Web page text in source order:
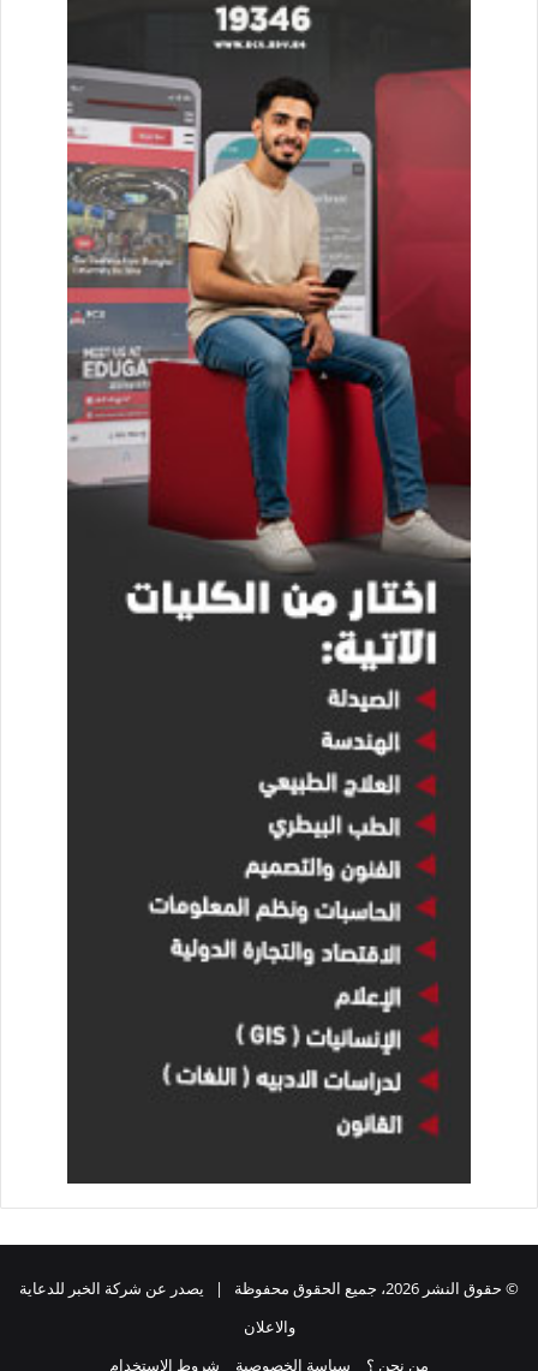
© حقوق النشر 2026، جميع الحقوق محفوظة | يصدر عن شركة الخبر للدعاية
والاعلان
من نحن ؟
سياسة الخصوصية شروط الاستخدام